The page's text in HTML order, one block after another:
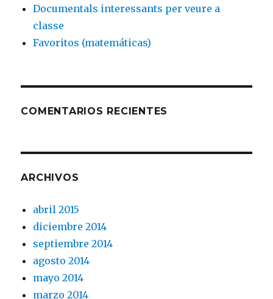
Documentals interessants per veure a
classe
Favoritos (matemáticas)
COMENTARIOS RECIENTES
ARCHIVOS
abril 2015
diciembre 2014
septiembre 2014
agosto 2014
mayo 2014
marzo 2014